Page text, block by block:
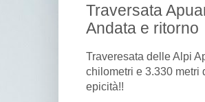
Traversata
Andata e ritorno
Traveresata delle Alpi
chilometri e 3.330
epicità!!